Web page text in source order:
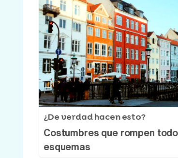
¿De verdad hacen esto?
Costumbres que rompen
esquemas